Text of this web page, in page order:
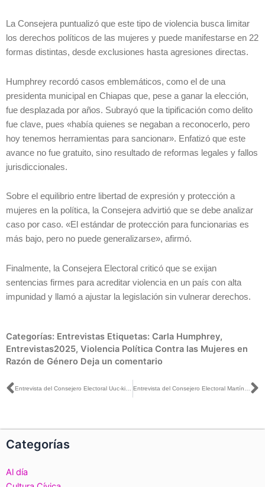
La Consejera puntualizó que este tipo de violencia busca limitar
los derechos políticos de las mujeres y puede manifestarse en 22
formas distintas, desde exclusiones hasta agresiones directas.
Humphrey recordó casos emblemáticos, como el de una
presidenta municipal en Chiapas que, pese a ganar la elección,
fue desplazada por años. Subrayó que la tipificación como delito
fue clave, pues «había quienes se negaban a reconocerlo, pero
hoy tenemos herramientas para sancionar». Enfatizó que este
avance no fue gratuito, sino resultado de reformas legales y fallos
jurisdiccionales.
Sobre el equilibrio entre libertad de expresión y protección a
mujeres en la política, la Consejera advirtió que se debe analizar
caso por caso. «El estándar de protección para funcionarias es
más bajo, pero no puede generalizarse», afirmó.
Finalmente, la Consejera Electoral criticó que se exijan
sentencias firmes para acreditar violencia en un país con alta
impunidad y llamó a ajustar la legislación sin vulnerar derechos.
Categorías: Entrevistas Etiquetas: Carla Humphrey,
Entrevistas2025, Violencia Política Contra las Mujeres en
Razón de Género Deja un comentario
Ant Entrevista del Consejero Electoral Uuc-kib Espadas con Adriana Delgado para El Heraldo Radio Entrevista del Consejero Electoral Martín Faz con Pedro Gamboa para Milenio TV
Categorías
Al día